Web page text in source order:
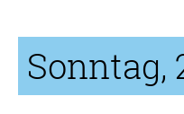
Sonntag,